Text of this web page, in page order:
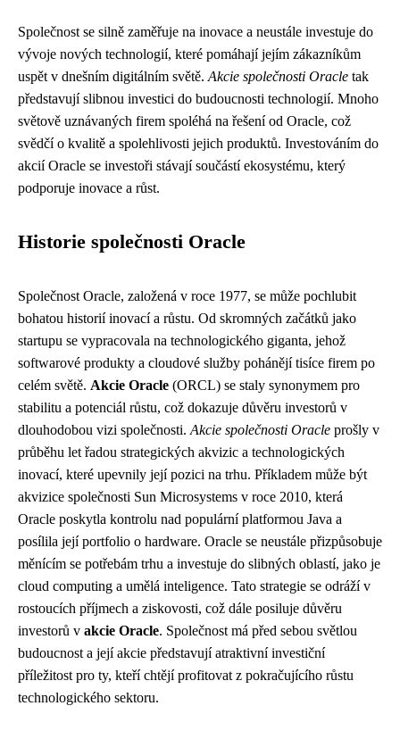
Společnost se silně zaměřuje na inovace a neustále investuje do
vývoje nových technologií, které pomáhají jejím zákazníkům
uspět v dnešním digitálním světě. Akcie společnosti Oracle tak
představují slibnou investici do budoucnosti technologií. Mnoho
světově uznávaných firem spoléhá na řešení od Oracle, což
svědčí o kvalitě a spolehlivosti jejich produktů. Investováním do
akcií Oracle se investoři stávají součástí ekosystému, který
podporuje inovace a růst.
Historie společnosti Oracle
Společnost Oracle, založená v roce 1977, se může pochlubit
bohatou historií inovací a růstu. Od skromných začátků jako
startupu se vypracovala na technologického giganta, jehož
softwarové produkty a cloudové služby pohánějí tisíce firem po
celém světě. Akcie Oracle (ORCL) se staly synonymem pro
stabilitu a potenciál růstu, což dokazuje důvěru investorů v
dlouhodobou vizi společnosti. Akcie společnosti Oracle prošly v
průběhu let řadou strategických akvizic a technologických
inovací, které upevnily její pozici na trhu. Příkladem může být
akvizice společnosti Sun Microsystems v roce 2010, která
Oracle poskytla kontrolu nad populární platformou Java a
posílila její portfolio o hardware. Oracle se neustále přizpůsobuje
měnícím se potřebám trhu a investuje do slibných oblastí, jako je
cloud computing a umělá inteligence. Tato strategie se odráží v
rostoucích příjmech a ziskovosti, což dále posiluje důvěru
investorů v akcie Oracle. Společnost má před sebou světlou
budoucnost a její akcie představují atraktivní investiční
příležitost pro ty, kteří chtějí profitovat z pokračujícího růstu
technologického sektoru.